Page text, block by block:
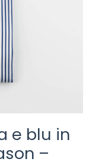
e blu in
–